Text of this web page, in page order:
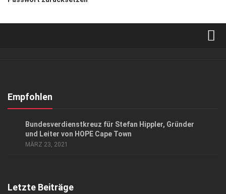
Kontakt, Impressum
Empfohlen
Bundesverdienstkreuz für Stefan Hippler, Gründer
und Leiter von HOPE Cape Town
MÄRZ 23, 2021
Letzte Beiträge